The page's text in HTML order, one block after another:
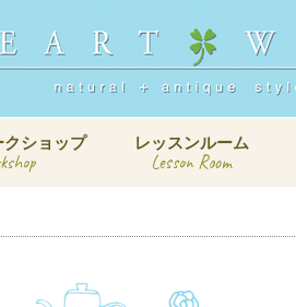
ショップ レッスンルーム
Lesson Room